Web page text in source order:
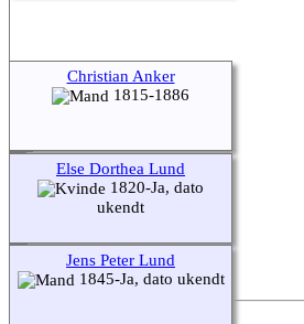
Christian Anker
1815-1886
Else Dorthea Lund
1820-Ja, dato
ukendt
Jens Peter Lund
1845-Ja, dato ukendt